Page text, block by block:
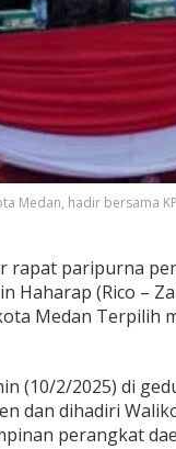
Medan, hadir bersama
rapat paripurna
Haharap (Rico –
Medan Terpilih
(10/2/2025) di
dan dihadiri
perangkat
Kadis